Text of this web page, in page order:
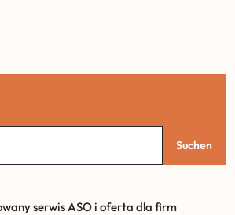
Suchen
serwis ASO i oferta dla firm